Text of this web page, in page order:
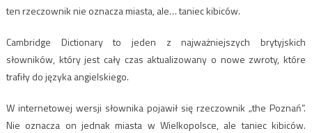
ten rzeczownik nie oznacza miasta, ale… taniec kibiców.
Cambridge Dictionary to jeden z najważniejszych brytyjskich
słowników, który jest cały czas aktualizowany o nowe zwroty, które
trafiły do języka angielskiego.
W internetowej wersji słownika pojawił się rzeczownik „the Poznań”.
Nie oznacza on jednak miasta w Wielkopolsce, ale taniec kibiców.